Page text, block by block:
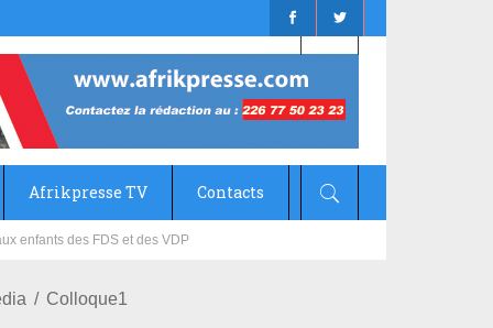
Afrikpresse TV Contacts
Colloque1